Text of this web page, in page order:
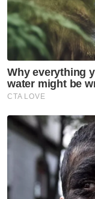
Katanya,
13 (RMK13)
unjuran
tidak